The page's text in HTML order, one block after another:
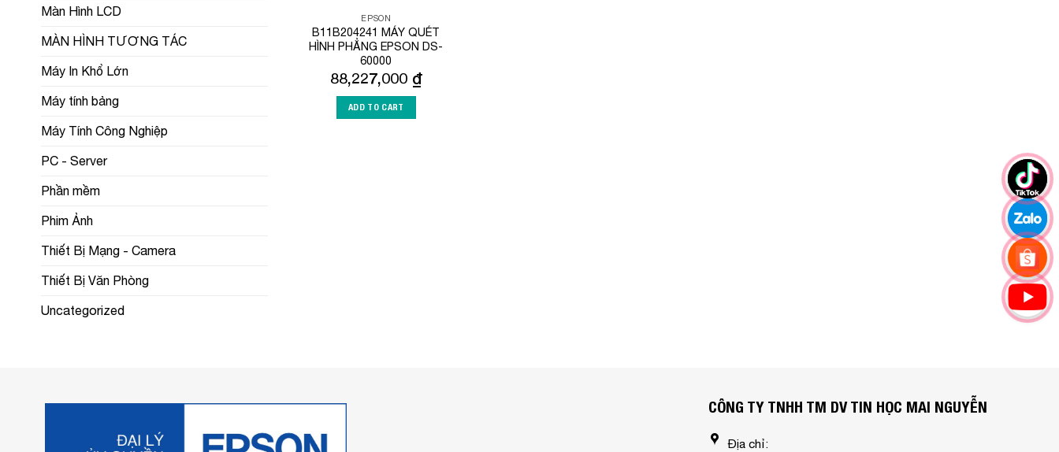
Màn Hình LCD
MÀN HÌNH TƯƠNG TÁC
Máy In Khổ Lớn
Máy tính bảng
Máy Tính Công Nghiệp
PC - Server
Phần mềm
Phim Ảnh
Thiết Bị Mạng - Camera
Thiết Bị Văn Phòng
Uncategorized
EPSON
B11B204241 MÁY QUÉT
HÌNH PHẲNG EPSON DS-
60000
88,227,000 ₫
ADD TO CART
CÔNG TY TNHH TM DV TIN HỌC MAI NGUYỄN
Địa chỉ: